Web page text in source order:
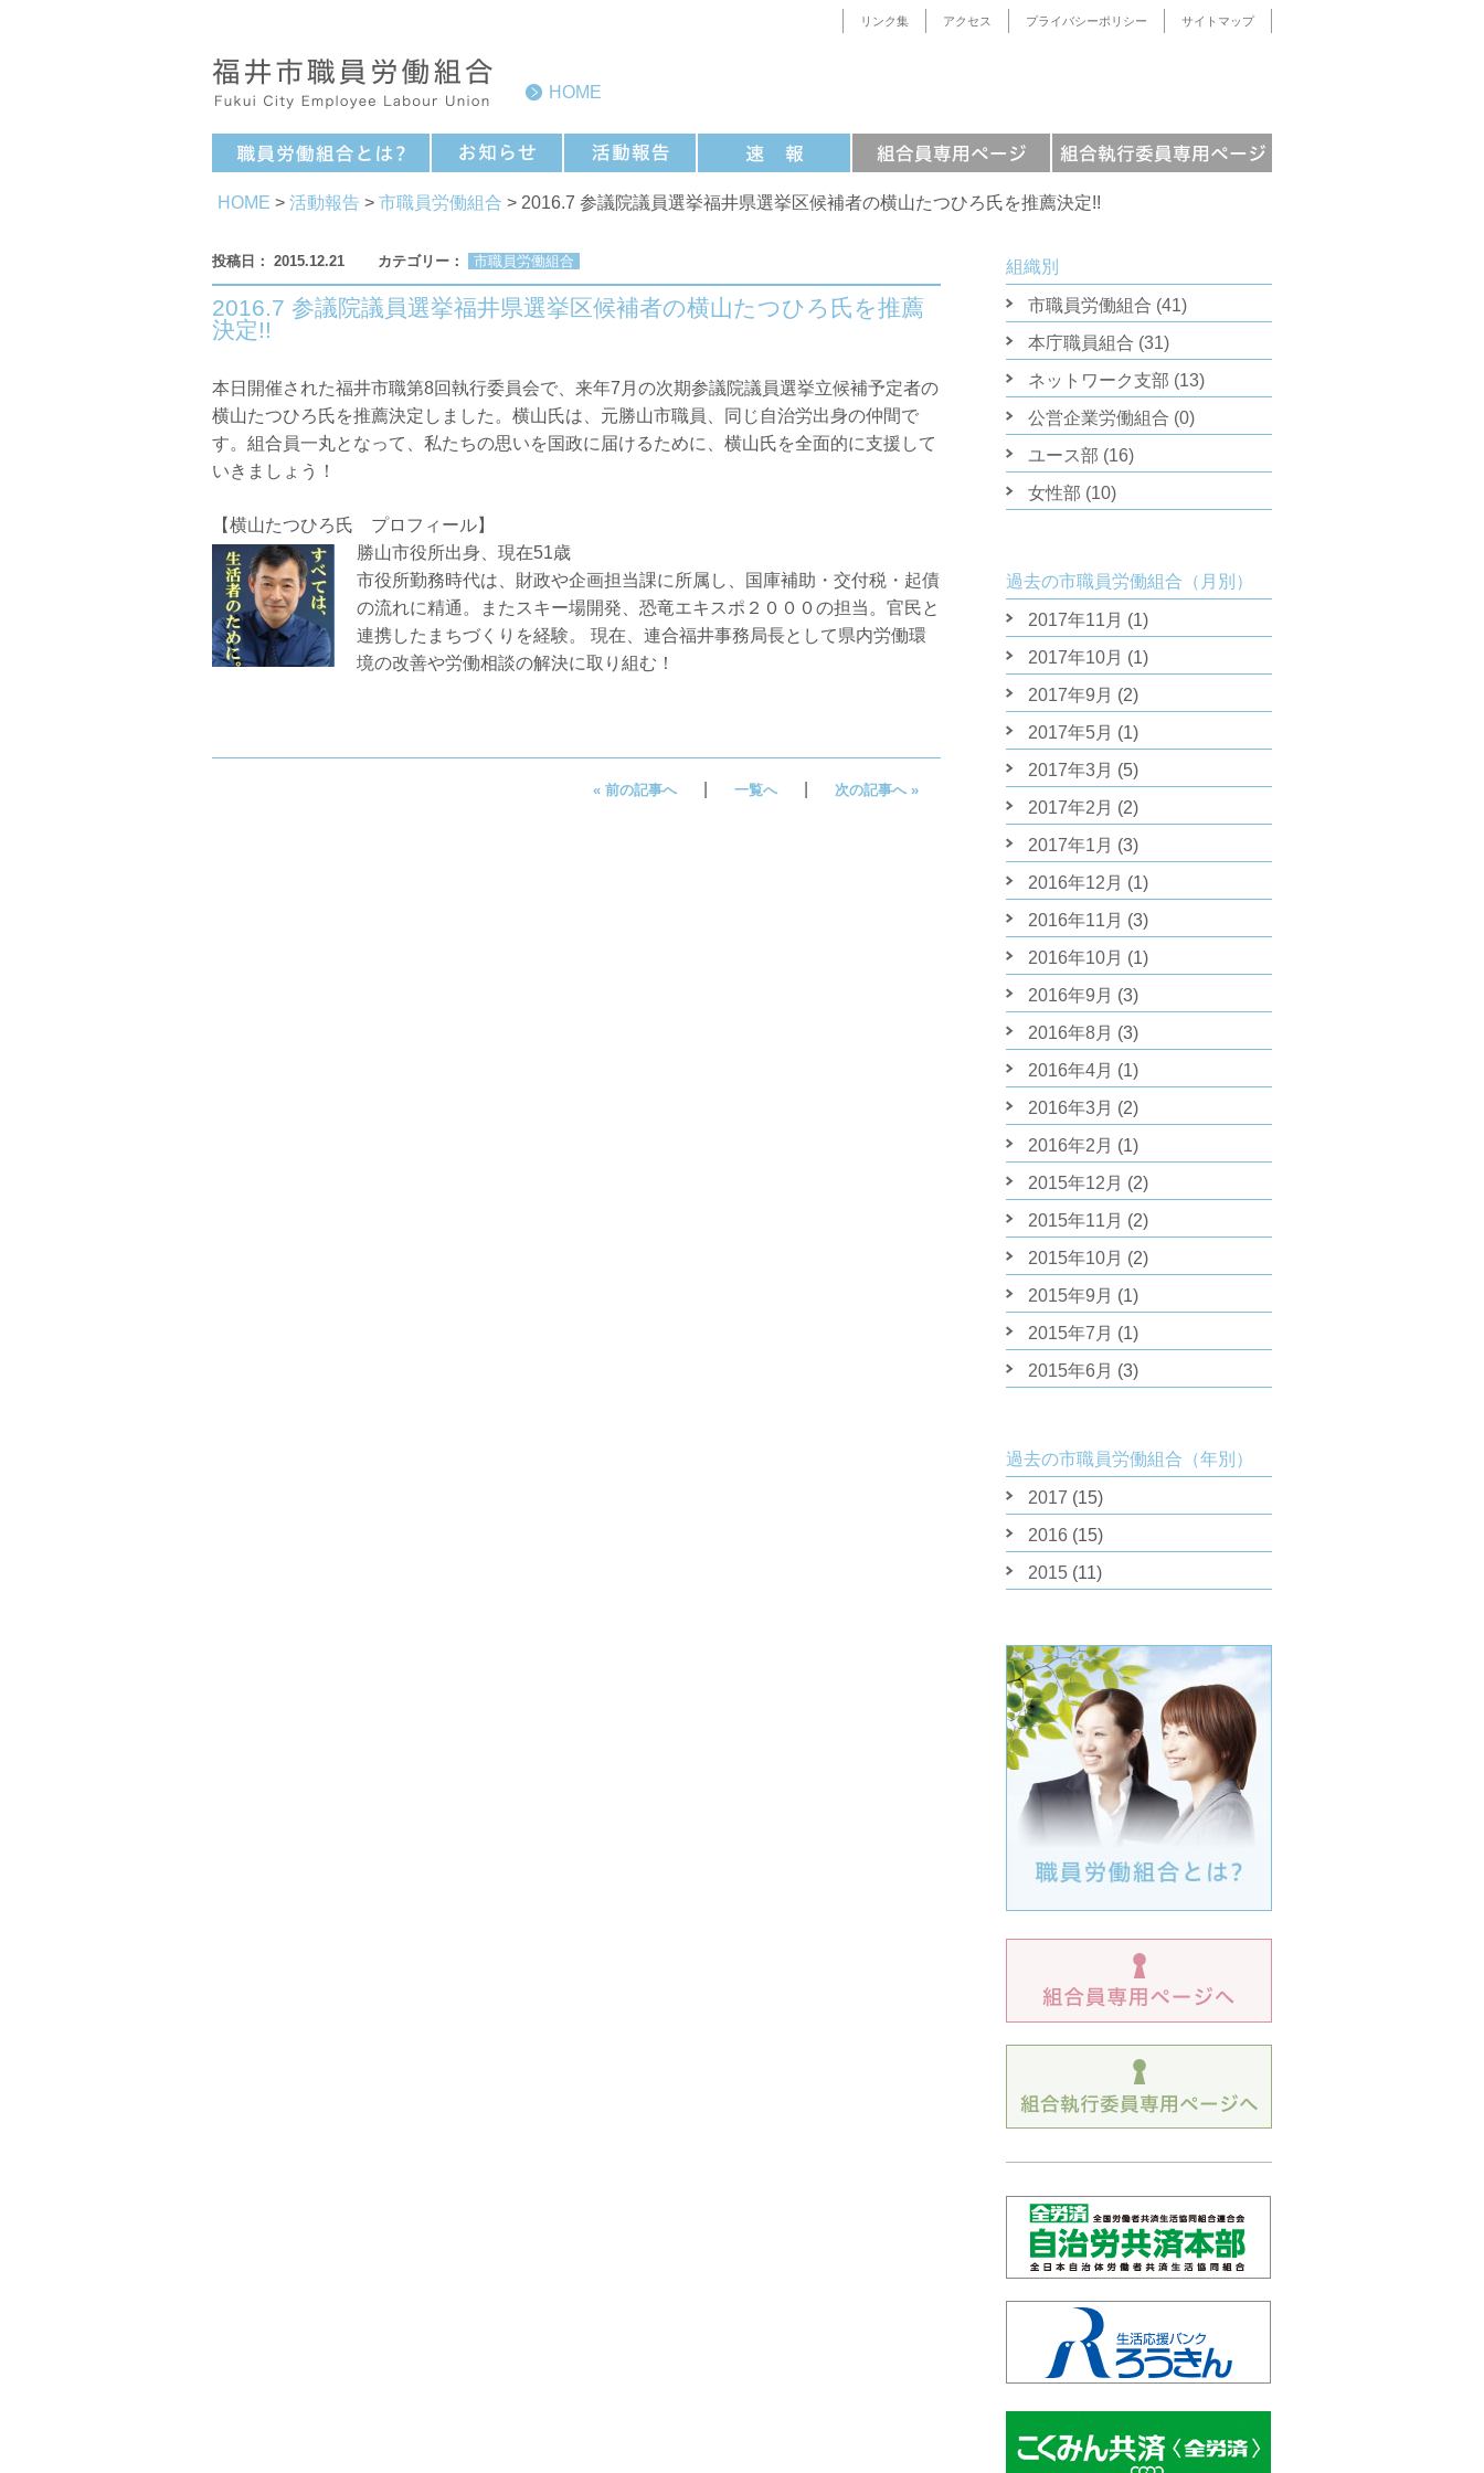
リンク集 アクセス プライバシーポリシー サイトマップ
HOME
HOME > 活動報告 > 市職員労働組合 > 2016.7 参議院議員選挙福井県選挙区候補者の横山たつひろ氏を推薦決定!!
2015.12.21 市職員労働組合
2016.7 参議院議員選挙福井県選挙区候補者の横山たつひろ氏を推薦
決定!!
本日開催された福井市職第8回執行委員会で、来年7月の次期参議院議員選挙立候補予定者の
横山たつひろ氏を推薦決定しました。横山氏は、元勝山市職員、同じ自治労出身の仲間で
す。組合員一丸となって、私たちの思いを国政に届けるために、横山氏を全面的に支援して
いきましょう！
【横山たつひろ氏 プロフィール】
勝山市役所出身、現在51歳
市役所勤務時代は、財政や企画担当課に所属し、国庫補助・交付税・起債
の流れに精通。またスキー場開発、恐竜エキスポ２０００の担当。官民と
連携したまちづくりを経験。 現在、連合福井事務局長として県内労働環
境の改善や労働相談の解決に取り組む！
« 前の記事へ 一覧へ 次の記事へ »
組織別
市職員労働組合 (41)
本庁職員組合 (31)
ネットワーク支部 (13)
公営企業労働組合 (0)
ユース部 (16)
女性部 (10)
過去の市職員労働組合（月別）
2017年11月 (1)
2017年10月 (1)
2017年9月 (2)
2017年5月 (1)
2017年3月 (5)
2017年2月 (2)
2017年1月 (3)
2016年12月 (1)
2016年11月 (3)
2016年10月 (1)
2016年9月 (3)
2016年8月 (3)
2016年4月 (1)
2016年3月 (2)
2016年2月 (1)
2015年12月 (2)
2015年11月 (2)
2015年10月 (2)
2015年9月 (1)
2015年7月 (1)
2015年6月 (3)
過去の市職員労働組合（年別）
2017 (15)
2016 (15)
2015 (11)